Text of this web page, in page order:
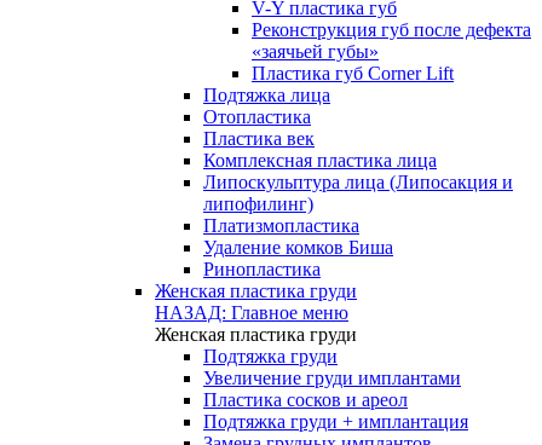
V-Y пластика губ
Реконструкция губ после дефекта
«заячьей губы»
Пластика губ Corner Lift
Подтяжка лица
Отопластика
Пластика век
Комплексная пластика лица
Липоскульптура лица (Липосакция и
липофилинг)
Платизмопластика
Удаление комков Биша
Ринопластика
Женская пластика груди
НАЗАД: Главное меню
Женская пластика груди
Подтяжка груди
Увеличение груди имплантами
Пластика сосков и ареол
Подтяжка груди + имплантация